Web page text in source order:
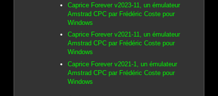
Caprice Forever v2023-11, un émulateur
Amstrad CPC par Frédéric Coste pour
Windows
Caprice Forever v2021-11, un émulateur
Amstrad CPC par Frédéric Coste pour
Windows
Caprice Forever v2021-1, un émulateur
Amstrad CPC par Frédéric Coste pour
Windows